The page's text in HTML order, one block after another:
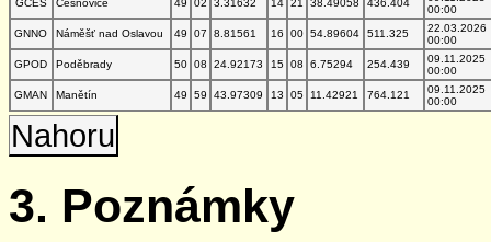
00:00
GNNO
Náměšť nad Oslavou 49 07 8.81561 16 00 54.89604 511.325
22.03.2026
00:00
GPOD
Poděbrady 50 08 24.92173 15 08 6.75294 254.439
09.11.2025
00:00
GMAN
Manětín 49 59 43.97309 13 05 11.42921 764.121
09.11.2025
00:00
Nahoru
3. Poznámky